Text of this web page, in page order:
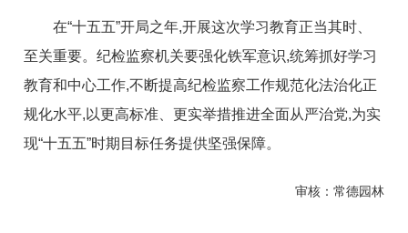
在“十五五”开局之年,开展这次学习教育正当其时、
至关重要。纪检监察机关要强化铁军意识,统筹抓好学习
教育和中心工作,不断提高纪检监察工作规范化法治化正
规化水平,以更高标准、更实举措推进全面从严治党,为实
现“十五五”时期目标任务提供坚强保障。
审核：常德园林